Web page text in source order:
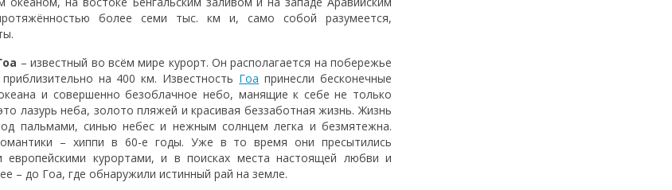
более семи тыс. км и, само собой разумеется,
– известный во всём мире курорт. Он располагается на побережье
на 400 км. Известность Гоа принесли бесконечные
и совершенно безоблачное небо, манящие к себе не только
лазурь неба, золото пляжей и красивая беззаботная жизнь. Жизнь
пальмами, синью небес и нежным солнцем легка и безмятежна.
– хиппи в 60-е годы. Уже в то время они пресытились
европейскими курортами, и в поисках места настоящей любви и
– до Гоа, где обнаружили истинный рай на земле.